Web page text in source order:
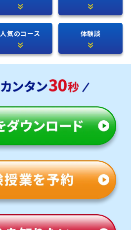
人気のコース 体験談